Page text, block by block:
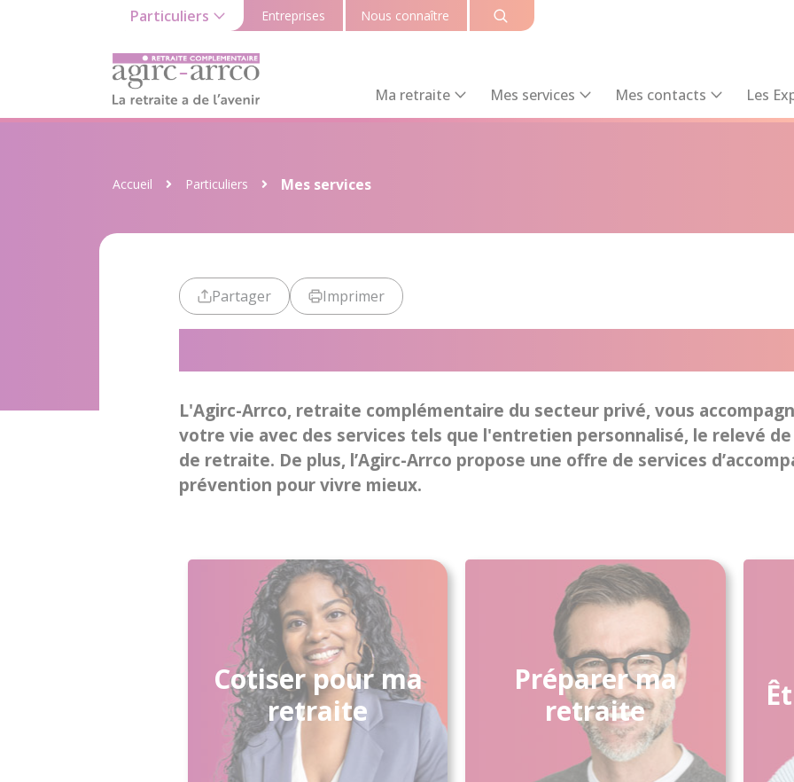
Particuliers Entreprises Nous connaître
Ma retraite Mes services Mes contacts Les
Accueil Particuliers Mes services
Partager Imprimer
L'Agirc-Arrco, retraite complémentaire du secteur privé, vous
votre vie avec des services tels que l'entretien personnalisé, le relevé
de retraite. De plus, l’Agirc-Arrco propose une offre de services
prévention pour vivre mieux.
Cotiser pour ma
retraite
Accéder aux services
Préparer ma
retraite
Accéder aux services